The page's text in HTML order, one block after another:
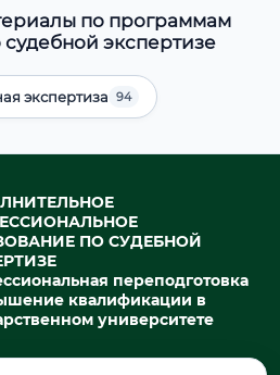
по программам
экспертизе
экспертиза 94
ПО СУДЕБНОЙ
переподготовка
квалификации в
университете